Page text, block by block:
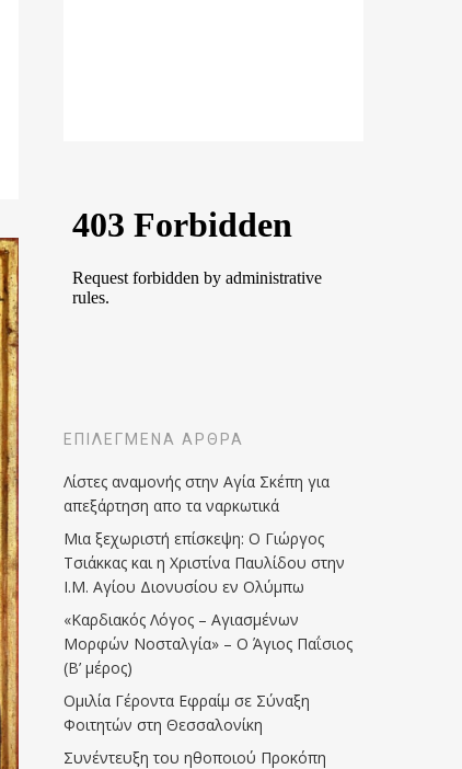
ΕΠΙΛΕΓΜΈΝΑ ΆΡΘΡΑ
Λίστες αναμονής στην Αγία Σκέπη για
απεξάρτηση απο τα ναρκωτικά
Μια ξεχωριστή επίσκεψη: Ο Γιώργος
Τσιάκκας και η Χριστίνα Παυλίδου στην
Ι.Μ. Αγίου Διονυσίου εν Ολύμπω
«Καρδιακός Λόγος – Αγιασμένων
Μορφών Νοσταλγία» – Ο Άγιος Παΐσιος
(Β’ μέρος)
Ομιλία Γέροντα Εφραίμ σε Σύναξη
Φοιτητών στη Θεσσαλονίκη
Συνέντευξη του ηθοποιού Προκόπη